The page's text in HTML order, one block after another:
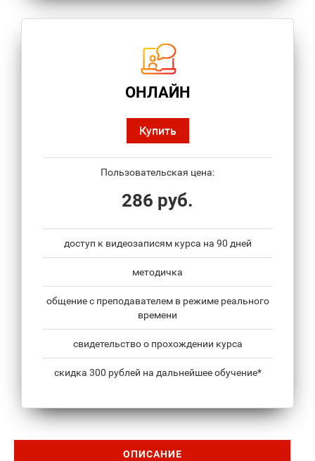
ОНЛАЙН
Купить
Пользовательская цена:
286 руб.
доступ к видеозаписям курса на 90 дней
методичка
общение с преподавателем в режиме реального
времени
свидетельство о прохождении курса
скидка 300 рублей на дальнейшее обучение*
ОПИСАНИЕ